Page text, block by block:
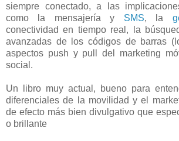
siempre conectado, a las
como la mensajería y SMS, la
conectividad en tiempo real, la
avanzadas de los códigos de barras
aspectos push y pull del marketing
social.
Un libro muy actual, bueno para
diferenciales de la movilidad y el
de efecto más bien divulgativo que
o brillante